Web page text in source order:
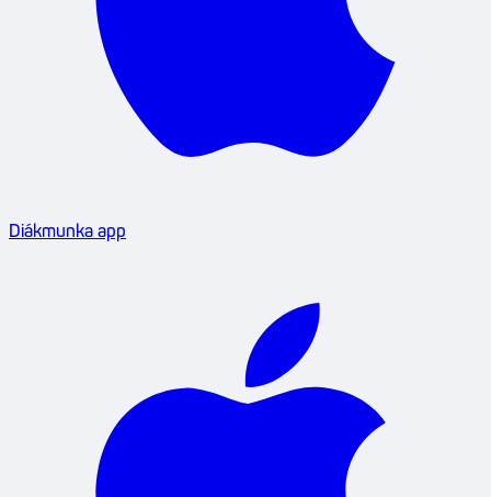
Diákmunka app